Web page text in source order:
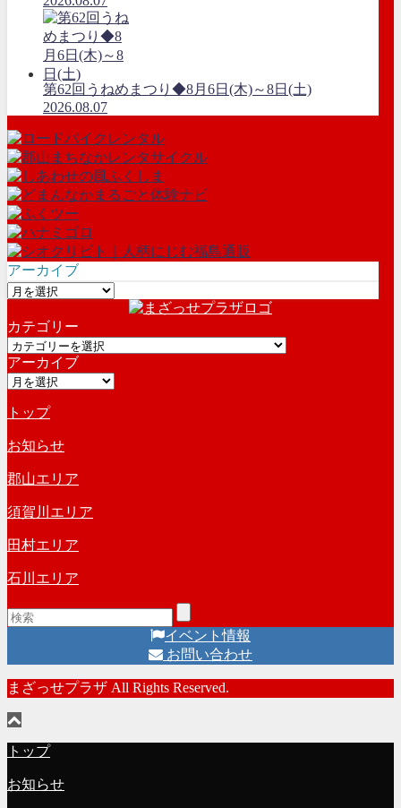
第62回うねめまつり◆8月6日(木)～8日(土)
2026.08.07
アーカイブ
ア
カ
イ
ブ
カテゴリー
カ
テ
ゴ
ー
アーカイブ
ア
カ
イ
ブ
トップ
お知らせ
郡山エリア
須賀川エリア
田村エリア
石川エリア
イベント情報
お問い合わせ
まざっせプラザ All Rights Reserved.
トップ
お知らせ